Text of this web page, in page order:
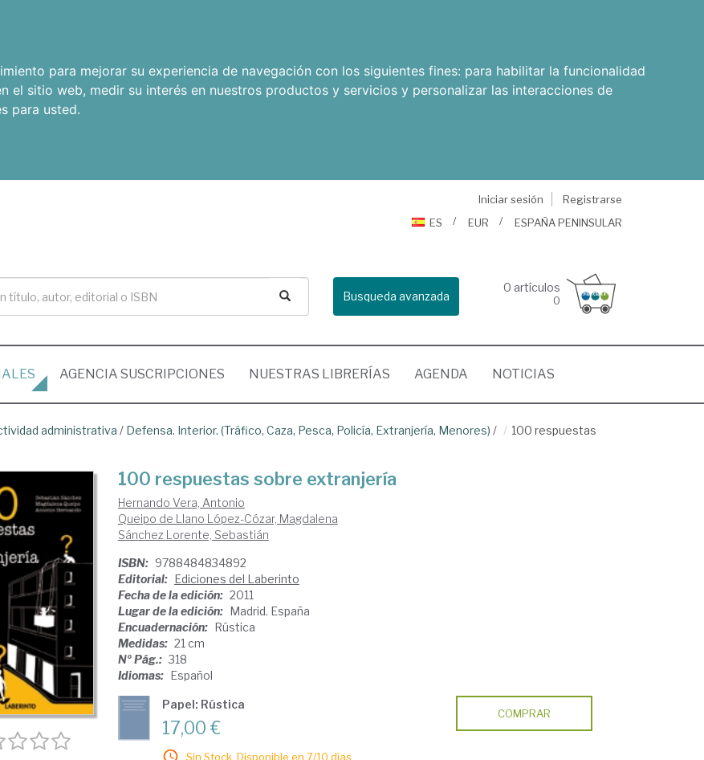
para mejorar su experiencia de navegación con los siguientes fines: para habilitar la funcionalidad
el sitio web, medir su interés en nuestros productos y servicios y personalizar las interacciones de
para usted.
Iniciar sesión
Registrarse
ES
EUR ESPAÑA PENINSULAR
Busqueda avanzada
0 artículos
0
AGENCIA SUSCRIPCIONES NUESTRAS LIBRERÍAS AGENDA NOTICIAS
administrativa / Defensa. Interior. (Tráfico, Caza, Pesca, Policía, Extranjería, Menores) /
100 respuestas
100 respuestas sobre extranjería
Hernando Vera, Antonio
Queipo de Llano López-Cózar, Magdalena
Sánchez Lorente, Sebastián
ISBN: 9788484834892
Editorial: Ediciones del Laberinto
Fecha de la edición: 2011
Lugar de la edición: Madrid. España
Encuadernación: Rústica
Medidas: 21 cm
Nº Pág.: 318
Idiomas: Español
Papel: Rústica
17,00 €
Sin Stock. Disponible en 7/10 días.
COMPRAR